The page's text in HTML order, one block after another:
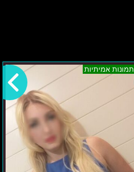
תמונות אמיתיות רנה-
אזור